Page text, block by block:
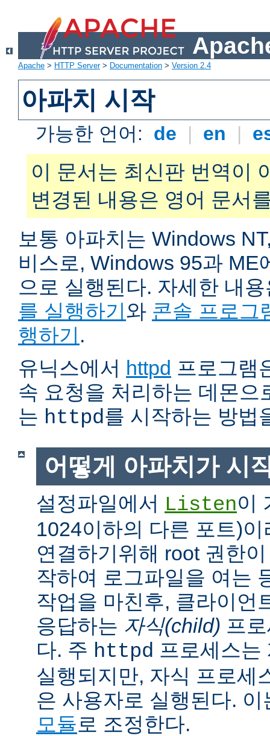
Apache > HTTP Server> Documentation > Version 2.4
아파치 시작
가능한 언어: de | en |
이 문서는 최신판 번역이
변경된 내용은 영어 문서
보통 아파치는 Windows
비스로, Windows 95과 ME
으로 실행된다. 자세한 내
를 실행하기와 콘솔 프로그
행하기 .
유닉스에서 httpd 프로그램
속 요청을 처리하는 데몬으
는 httpd를 시작하는 방법
어떻게 아파치가 시
설정파일에서 Listen이
1024이하의 다른 포트)
연결하기위해 root 권한
작하여 로그파일을 여는
작업을 마친후, 클라이언
응답하는 자식(child) 프
다. 주 httpd 프로세스는
실행되지만, 자식 프로세
은 사용자로 실행된다.
모듈 로 조정한다.